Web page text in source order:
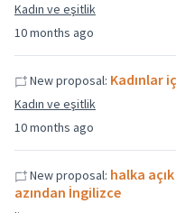
10 months ago
Kadın ve eşitlik
10 months ago
New proposal: Kadınlar
Kadın ve eşitlik
New proposal: halka
azından İngilizce